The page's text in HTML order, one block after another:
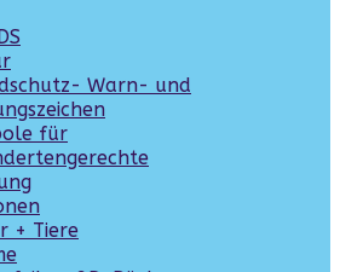
Warn- und
für
+ Tiere